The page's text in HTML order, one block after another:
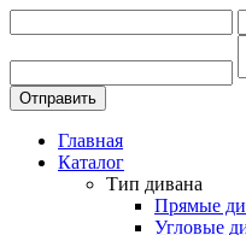
Главная
Каталог
Тип дивана
Прямые
Угловые